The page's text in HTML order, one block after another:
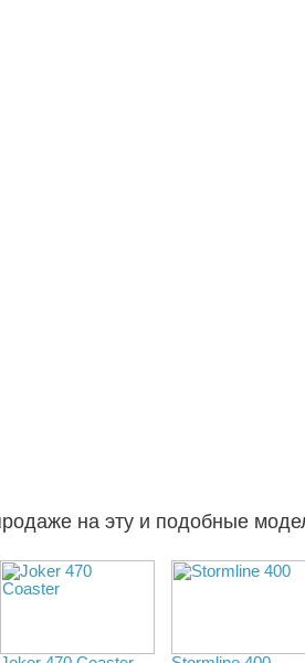
на эту и подобные